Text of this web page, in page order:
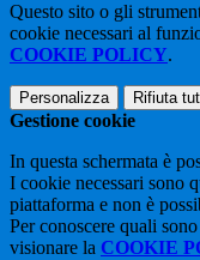
Questo sito o gli
cookie necessari al
COOKIE POLICY.
Personalizza Rifiuta
Gestione cookie
In questa schermata è
I cookie necessari sono
piattaforma e non è
Per conoscere quali
visionare la COOKIE